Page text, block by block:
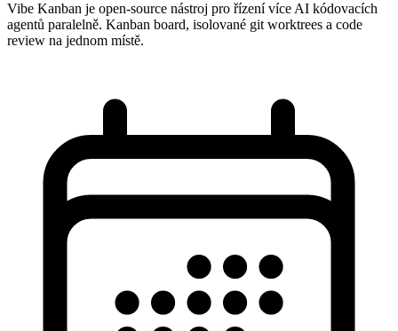
Vibe Kanban je open-source nástroj pro řízení více AI kódovacích
agentů paralelně. Kanban board, isolované git worktrees a code
review na jednom místě.